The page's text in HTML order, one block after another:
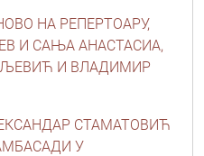
НА РЕПЕРТОАРУ,
И САЊА АНАСТАСИА,
И ВЛАДИМИР
СТАМАТОВИЋ
У